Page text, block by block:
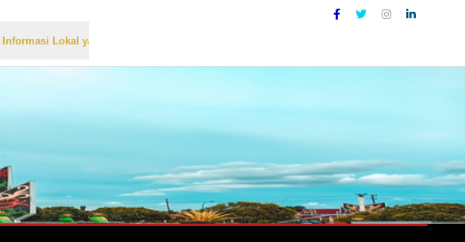
yang Akurat, Cepat, dan Terpercaya